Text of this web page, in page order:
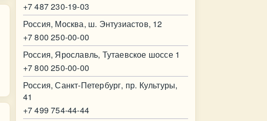
+7 487 230-19-03
Россия, Москва, ш. Энтузиастов, 12
+7 800 250-00-00
Россия, Ярославль, Тутаевское шоссе 1
+7 800 250-00-00
Россия, Санкт-Петербург, пр. Культуры,
41
+7 499 754-44-44